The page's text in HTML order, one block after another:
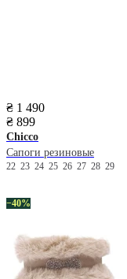
₴ 1 490
₴ 899
Chicco
Сапоги резиновые
22 23 24 25 26 27 28 29
−40%